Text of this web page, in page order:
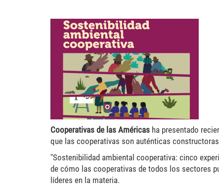
ambiental-300x204.png
Cooperativas de las Américas ha presentado
que las cooperativas son auténticas
"Sostenibilidad ambiental cooperativa: cinco
de cómo las cooperativas de todos los sectores
líderes en la materia.